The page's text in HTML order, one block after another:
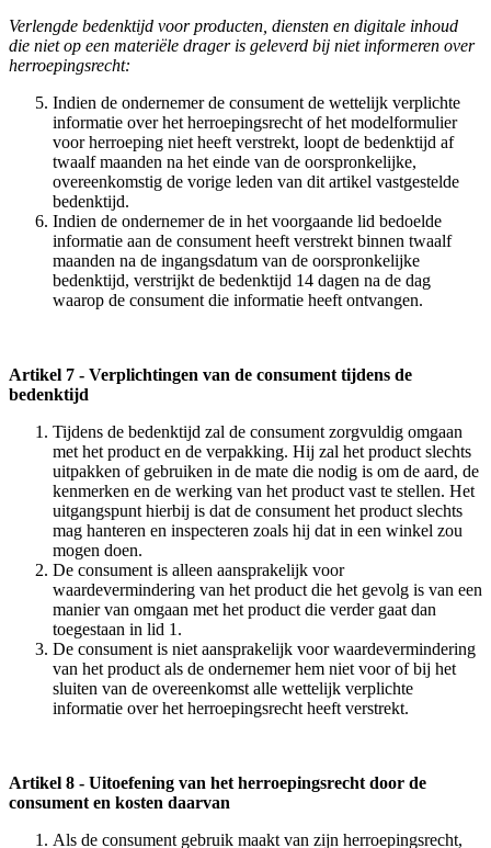
Verlengde bedenktijd voor producten, diensten en digitale inhoud
die niet op een materiële drager is geleverd bij niet informeren over
herroepingsrecht:
Indien de ondernemer de consument de wettelijk verplichte
informatie over het herroepingsrecht of het modelformulier
voor herroeping niet heeft verstrekt, loopt de bedenktijd af
twaalf maanden na het einde van de oorspronkelijke,
overeenkomstig de vorige leden van dit artikel vastgestelde
bedenktijd.
Indien de ondernemer de in het voorgaande lid bedoelde
informatie aan de consument heeft verstrekt binnen twaalf
maanden na de ingangsdatum van de oorspronkelijke
bedenktijd, verstrijkt de bedenktijd 14 dagen na de dag
waarop de consument die informatie heeft ontvangen.
Artikel 7 - Verplichtingen van de consument tijdens de
bedenktijd
Tijdens de bedenktijd zal de consument zorgvuldig omgaan
met het product en de verpakking. Hij zal het product slechts
uitpakken of gebruiken in de mate die nodig is om de aard, de
kenmerken en de werking van het product vast te stellen. Het
uitgangspunt hierbij is dat de consument het product slechts
mag hanteren en inspecteren zoals hij dat in een winkel zou
mogen doen.
De consument is alleen aansprakelijk voor
waardevermindering van het product die het gevolg is van een
manier van omgaan met het product die verder gaat dan
toegestaan in lid 1.
De consument is niet aansprakelijk voor waardevermindering
van het product als de ondernemer hem niet voor of bij het
sluiten van de overeenkomst alle wettelijk verplichte
informatie over het herroepingsrecht heeft verstrekt.
Artikel 8 - Uitoefening van het herroepingsrecht door de
consument en kosten daarvan
Als de consument gebruik maakt van zijn herroepingsrecht,